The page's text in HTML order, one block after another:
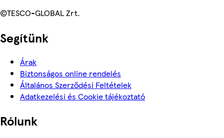
©TESCO-GLOBAL Zrt.
Segítünk
Árak
Biztonságos online rendelés
Általános Szerződési Feltételek
Adatkezelési és Cookie tájékoztató
Rólunk